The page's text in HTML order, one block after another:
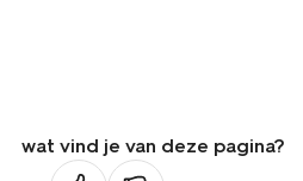
wat vind je van deze pagina?